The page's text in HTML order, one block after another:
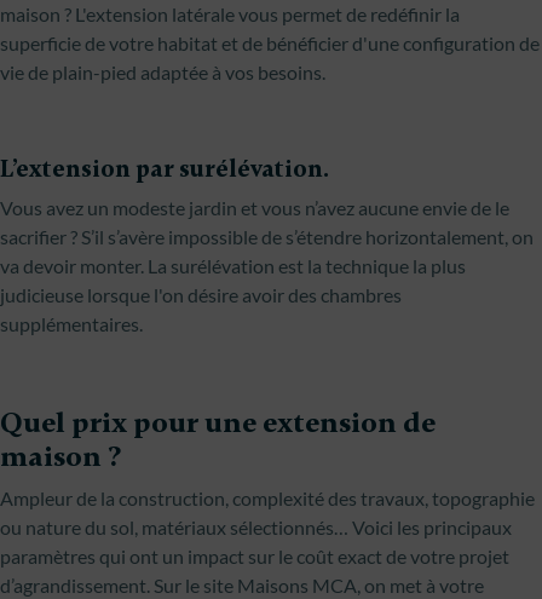
maison ? L'extension latérale vous permet de redéfinir la
superficie de votre habitat et de bénéficier d'une configuration de
vie de plain-pied adaptée à vos besoins.
L’extension par surélévation.
Vous avez un modeste jardin et vous n’avez aucune envie de le
sacrifier ? S’il s’avère impossible de s’étendre horizontalement, on
va devoir monter. La surélévation est la technique la plus
judicieuse lorsque l'on désire avoir des chambres
supplémentaires.
Quel prix pour une extension de
maison ?
Ampleur de la construction, complexité des travaux, topographie
ou nature du sol, matériaux sélectionnés… Voici les principaux
paramètres qui ont un impact sur le coût exact de votre projet
d’agrandissement. Sur le site Maisons MCA, on met à votre